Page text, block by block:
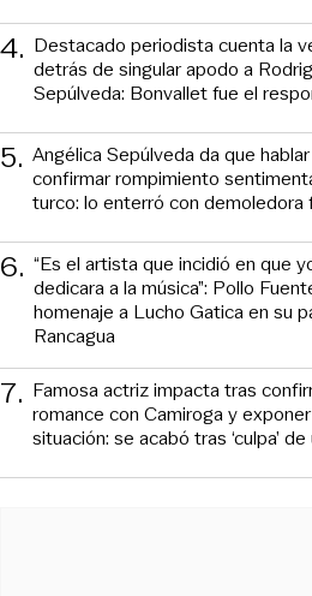
4. Destacado periodista cuenta la
detrás de singular apodo a
Sepúlveda: Bonvallet fue el
5. Angélica Sepúlveda da que
confirmar rompimiento
turco: lo enterró con demoledora
6. “Es el artista que incidió en que
dedicara a la música”: Pollo
homenaje a Lucho Gatica en su
Rancagua
7. Famosa actriz impacta tras
romance con Camiroga y
situación: se acabó tras ‘culpa’